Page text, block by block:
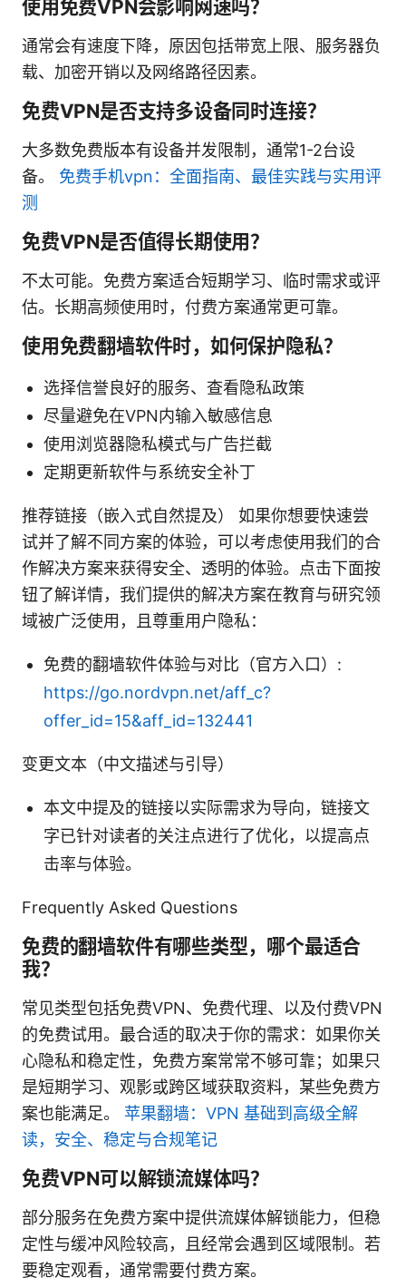
使用免费VPN会影响网速吗？
通常会有速度下降，原因包括带宽上限、服务器负
载、加密开销以及网络路径因素。
免费VPN是否支持多设备同时连接？
大多数免费版本有设备并发限制，通常1-2台设
备。 免费手机vpn：全面指南、最佳实践与实用评
测
免费VPN是否值得长期使用？
不太可能。免费方案适合短期学习、临时需求或评
估。长期高频使用时，付费方案通常更可靠。
使用免费翻墙软件时，如何保护隐私？
选择信誉良好的服务、查看隐私政策
尽量避免在VPN内输入敏感信息
使用浏览器隐私模式与广告拦截
定期更新软件与系统安全补丁
推荐链接（嵌入式自然提及） 如果你想要快速尝
试并了解不同方案的体验，可以考虑使用我们的合
作解决方案来获得安全、透明的体验。点击下面按
钮了解详情，我们提供的解决方案在教育与研究领
域被广泛使用，且尊重用户隐私：
免费的翻墙软件体验与对比（官方入口）:
https://go.nordvpn.net/aff_c?
offer_id=15&aff_id=132441
变更文本（中文描述与引导）
本文中提及的链接以实际需求为导向，链接文
字已针对读者的关注点进行了优化，以提高点
击率与体验。
Frequently Asked Questions
免费的翻墙软件有哪些类型，哪个最适合
我？
常见类型包括免费VPN、免费代理、以及付费VPN
的免费试用。最合适的取决于你的需求：如果你关
心隐私和稳定性，免费方案常常不够可靠；如果只
是短期学习、观影或跨区域获取资料，某些免费方
案也能满足。 苹果翻墙：VPN 基础到高级全解
读，安全、稳定与合规笔记
免费VPN可以解锁流媒体吗？
部分服务在免费方案中提供流媒体解锁能力，但稳
定性与缓冲风险较高，且经常会遇到区域限制。若
要稳定观看，通常需要付费方案。